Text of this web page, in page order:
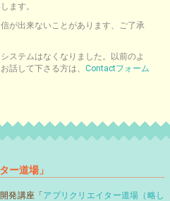
ます。
が出来ないことがあります、ご了承
ステムはなくなりました。以前のよ
話して下さる方は、 Contactフォーム
ー道場」
発講座「アプリクリエイター道場（略し